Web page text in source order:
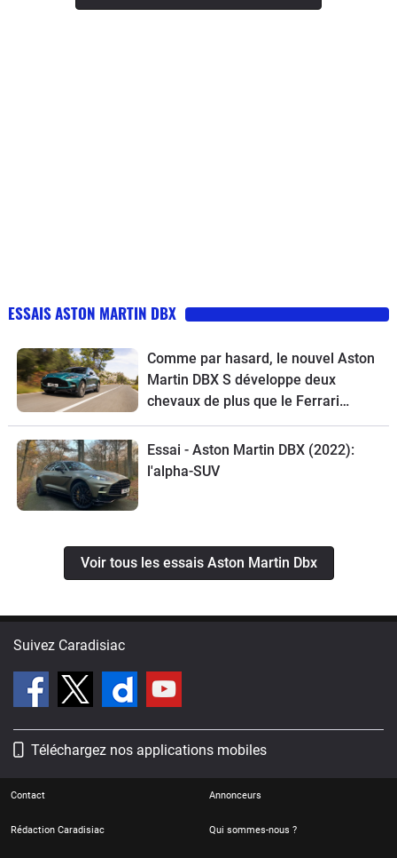
ESSAIS ASTON MARTIN DBX
Comme par hasard, le nouvel Aston
Martin DBX S développe deux
chevaux de plus que le Ferrari
Purosangue
Essai - Aston Martin DBX (2022):
l'alpha-SUV
Voir tous les essais Aston Martin Dbx
Suivez Caradisiac
Téléchargez nos applications mobiles
Contact Annonceurs
Rédaction Caradisiac Qui sommes-nous ?